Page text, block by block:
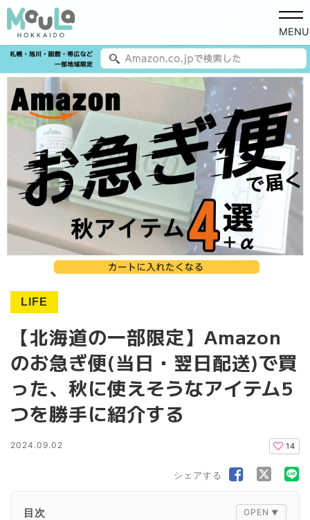
MENU
LIFE
【北海道の一部限定】Amazon
のお急ぎ便(当日・翌日配送)で買
った、秋に使えそうなアイテム5
つを勝手に紹介する
2024.09.02 14
シェアする
目次